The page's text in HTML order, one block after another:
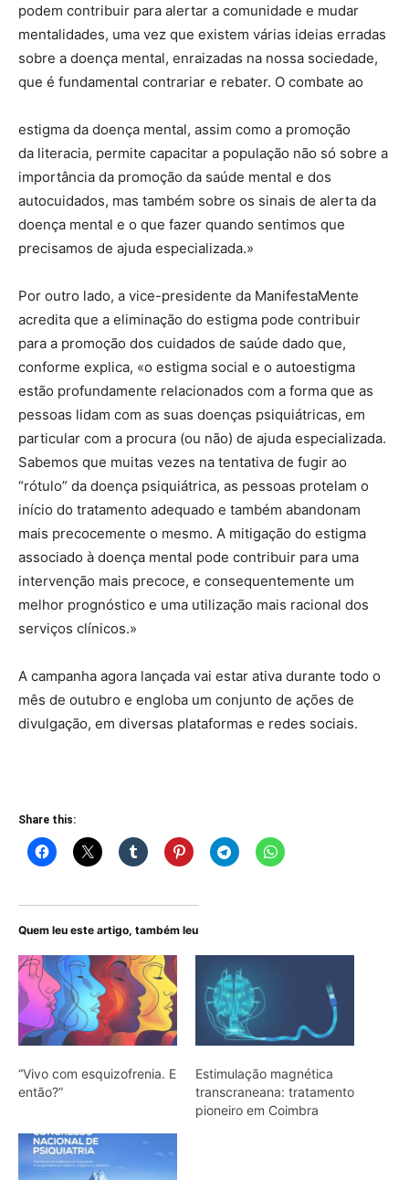
podem contribuir para alertar a comunidade e mudar
mentalidades, uma vez que existem várias ideias erradas
sobre a doença mental, enraizadas na nossa sociedade,
que é fundamental contrariar e rebater. O combate ao
estigma da doença mental, assim como a promoção
da literacia, permite capacitar a população não só sobre a
importância da promoção da saúde mental e dos
autocuidados, mas também sobre os sinais de alerta da
doença mental e o que fazer quando sentimos que
precisamos de ajuda especializada.»
Por outro lado, a vice-presidente da ManifestaMente
acredita que a eliminação do estigma pode contribuir
para a promoção dos cuidados de saúde dado que,
conforme explica, «o estigma social e o autoestigma
estão profundamente relacionados com a forma que as
pessoas lidam com as suas doenças psiquiátricas, em
particular com a procura (ou não) de ajuda especializada.
Sabemos que muitas vezes na tentativa de fugir ao
“rótulo” da doença psiquiátrica, as pessoas protelam o
início do tratamento adequado e também abandonam
mais precocemente o mesmo. A mitigação do estigma
associado à doença mental pode contribuir para uma
intervenção mais precoce, e consequentemente um
melhor prognóstico e uma utilização mais racional dos
serviços clínicos.»
A campanha agora lançada vai estar ativa durante todo o
mês de outubro e engloba um conjunto de ações de
divulgação, em diversas plataformas e redes sociais.
Share this:
Quem leu este artigo, também leu
“Vivo com esquizofrenia. E
então?”
Estimulação magnética
transcraneana: tratamento
pioneiro em Coimbra